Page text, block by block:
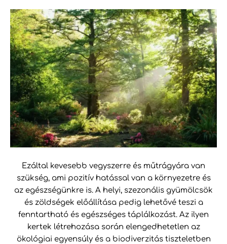
Ezáltal kevesebb vegyszerre és műtrágyára van
szükség, ami pozitív hatással van a környezetre és
az egészségünkre is. A helyi, szezonális gyümölcsök
és zöldségek előállítása pedig lehetővé teszi a
fenntartható és egészséges táplálkozást. Az ilyen
kertek létrehozása során elengedhetetlen az
ökológiai egyensúly és a biodiverzitás tiszteletben